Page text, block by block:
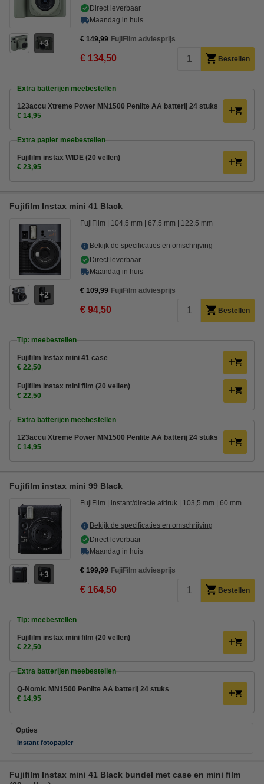
3
Direct leverbaar
Maandag in huis
€ 149,99 FujiFilm adviesprijs
€ 134,50 Bestellen
Extra batterijen meebestellen
123accu Xtreme Power MN1500 Penlite AA batterij 24 stuks
€ 14,95
Extra papier meebestellen
Fujifilm instax WIDE (20 vellen)
€ 23,95
Fujifilm Instax mini 41 Black
2
FujiFilm 104,5 mm 67,5 mm 122,5 mm
Bekijk de specificaties en omschrijving
Direct leverbaar
Maandag in huis
€ 109,99 FujiFilm adviesprijs
€ 94,50 Bestellen
Tip: meebestellen
Fujifilm Instax mini 41 case
€ 22,50
Fujifilm instax mini film (20 vellen)
€ 22,50
Extra batterijen meebestellen
123accu Xtreme Power MN1500 Penlite AA batterij 24 stuks
€ 14,95
Fujifilm instax mini 99 Black
3
FujiFilm instant/directe afdruk 103,5 mm 60 mm
Bekijk de specificaties en omschrijving
Direct leverbaar
Maandag in huis
€ 199,99 FujiFilm adviesprijs
€ 164,50 Bestellen
Tip: meebestellen
Fujifilm instax mini film (20 vellen)
€ 22,50
Extra batterijen meebestellen
Q-Nomic MN1500 Penlite AA batterij 24 stuks
€ 14,95
Opties
Instant fotopapier
Fujifilm Instax mini 41 Black bundel met case en mini film